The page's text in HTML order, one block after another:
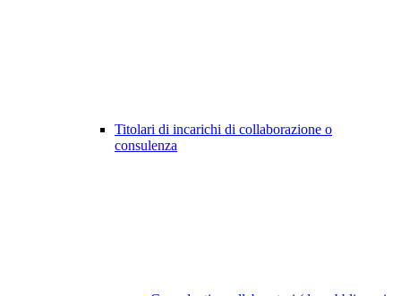
Titolari di incarichi di collaborazione o
consulenza